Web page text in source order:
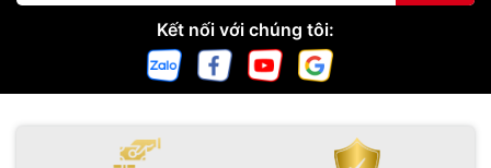
Kết nối với chúng tôi: